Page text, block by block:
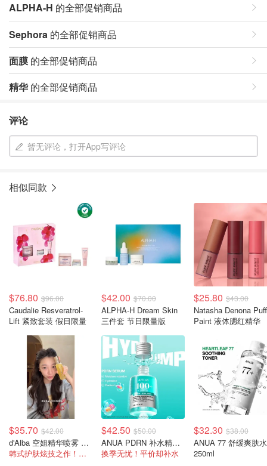
ALPHA-H 的全部促销商品
Sephora 的全部促销商品
面膜 的全部促销商品
精华的全部促销商品
评论
暂无评论，打开App写评论
相似同款
$76.80 $96.00
Caudalie Resveratrol-
Lift 紧致套装 假日限量
$42.00 $70.00
ALPHA-H Dream Skin
三件套 节日限量版
$25.80 $43.00
Natasha Denona Puff
Paint 液体腮红精华
$35.70 $42.00
d'Alba 空姐精华喷雾 100ml
韩式护肤炫技之作！全球销冠！
$42.50 $50.00
ANUA PDRN 补水精华液
换季无忧！平价却补水
$32.30 $38.00
ANUA 77 舒缓爽肤水
250ml